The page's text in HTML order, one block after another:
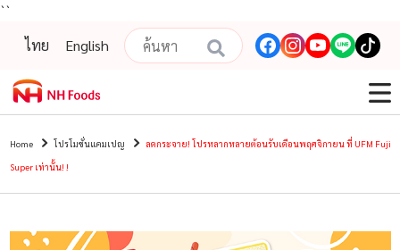
``
ไทย
English
Home โปรโมชั่นแคมเปญ
ลดกระจาย! โปรหลากหลายต้อนรับเดือนพฤศจิกายน ที่ UFM Fuji
Super เท่านั้น! !